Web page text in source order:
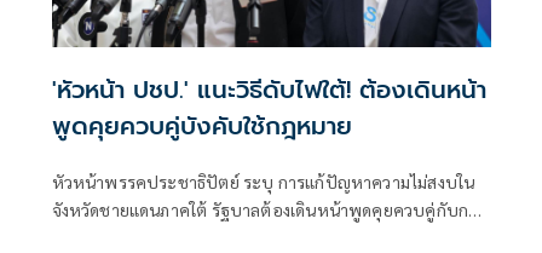
'หัวหน้า ปชป.' แนะวิธีดับไฟใต้! ต้องเดินหน้า
พูดคุยควบคู่บังคับใช้กฎหมาย
หัวหน้าพรรคประชาธิปัตย์ ระบุ การแก้ปัญหาความไม่สงบใน
จังหวัดชายแดนภาคใต้ รัฐบาลต้องเดินหน้าพูดคุยควบคู่กับการ